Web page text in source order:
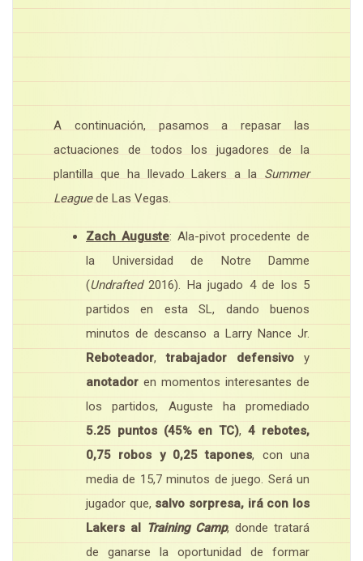
A continuación, pasamos a repasar las
actuaciones de todos los jugadores de la
plantilla que ha llevado Lakers a la Summer
Leaguede Las Vegas.
Zach Auguste: Ala-pivot procedente de
la Universidad de Notre Damme
(Undrafted2016). Ha jugado 4 de los 5
partidos en esta SL, dando buenos
minutos de descanso a Larry Nance Jr.
Reboteador,trabajador defensivo y
anotador en momentos interesantes de
los partidos, Auguste ha promediado
5.25 puntos (45% en TC),4 rebotes,
0,75 robos y 0,25 tapones, con una
media de 15,7 minutos de juego. Será un
jugador que, salvo sorpresa, irá con los
Lakers al
Training Camp, donde tratará
de ganarse la oportunidad de formar